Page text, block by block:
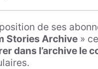
de ses
Stories Archive »
dans l’archive le